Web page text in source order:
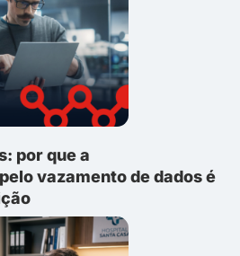
por que a
vazamento de dados é